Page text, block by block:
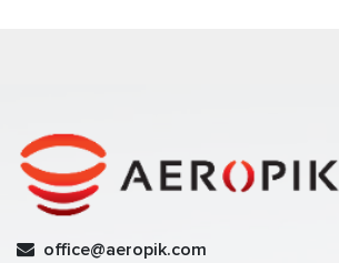
office@aeropik.com